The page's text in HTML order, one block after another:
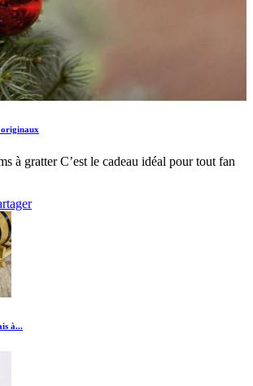
originaux
à gratter C’est le cadeau idéal pour tout fan
à...